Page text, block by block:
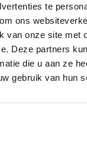
te
ons
van onze site met
Deze partners
die u aan ze
gebruik van hun
heeft niet
volt en
normaal